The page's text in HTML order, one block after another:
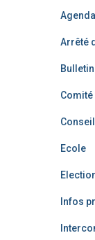
Agenda
Arrêté
Ecole
Infos